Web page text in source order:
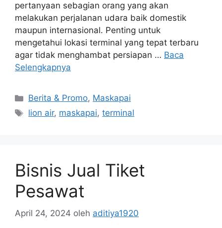
pertanyaan sebagian orang yang akan
melakukan perjalanan udara baik domestik
maupun internasional. Penting untuk
mengetahui lokasi terminal yang tepat terbaru
agar tidak menghambat persiapan … Baca
Selengkapnya
Berita & Promo, Maskapai
lion air, maskapai,terminal
Bisnis Jual Tiket
Pesawat
April 24, 2024 oleh aditiya1920